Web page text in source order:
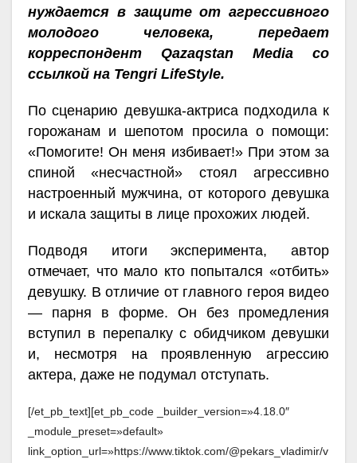
нуждается в защите от агрессивного
молодого человека, передает
корреспондент Qazaqstan Media со
ссылкой на Tengri LifeStyle.
По сценарию девушка-актриса подходила к
горожанам и шепотом просила о помощи:
«Помогите! Он меня избивает!» При этом за
спиной «несчастной» стоял агрессивно
настроенный мужчина, от которого девушка
и искала защиты в лице прохожих людей.
Подводя итоги эксперимента, автор
отмечает, что мало кто попытался «отбить»
девушку. В отличие от главного героя видео
— парня в форме. Он без промедления
вступил в перепалку с обидчиком девушки
и, несмотря на проявленную агрессию
актера, даже не подумал отступать.
[/et_pb_text][et_pb_code _builder_version=»4.18.0″
_module_preset=»default»
link_option_url=»https://www.tiktok.com/@pekars_vladimir/v